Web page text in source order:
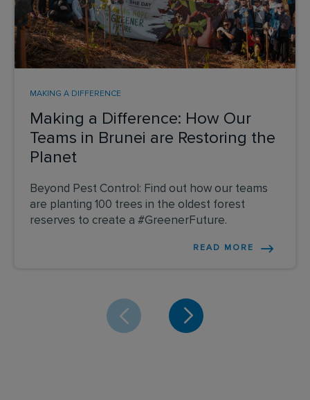
Making a Difference: How Our
Teams in Brunei are Restoring the
Planet
MAKING A DIFFERENCE
Beyond Pest Control: Find out how our teams
are planting 100 trees in the oldest forest
reserves to create a #GreenerFuture.
READ MORE